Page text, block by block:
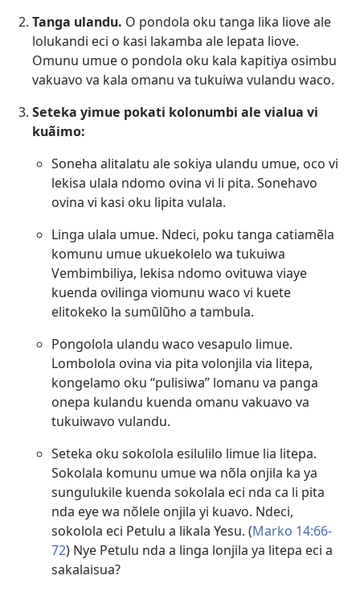
Tanga ulandu. O pondola oku tanga lika liove ale
lolukandi eci o kasi lakamba ale lepata liove.
Omunu umue o pondola oku kala kapitiya osimbu
vakuavo va kala omanu va tukuiwa vulandu waco.
Seteka yimue pokati kolonumbi ale vialua vi
kuãimo:
Soneha alitalatu ale sokiya ulandu umue, oco vi
lekisa ulala ndomo ovina vi li pita. Sonehavo
ovina vi kasi oku lipita vulala.
Linga ulala umue. Ndeci, poku tanga catiamẽla
komunu umue ukuekolelo wa tukuiwa
Vembimbiliya, lekisa ndomo ovituwa viaye
kuenda ovilinga viomunu waco vi kuete
elitokeko la sumũlũho a tambula.
Pongolola ulandu waco vesapulo limue.
Lombolola ovina via pita volonjila via litepa,
kongelamo oku “pulisiwa” lomanu va panga
onepa kulandu kuenda omanu vakuavo va
tukuiwavo vulandu.
Seteka oku sokolola esilulilo limue lia litepa.
Sokolala komunu umue wa nõla onjila ka ya
sungulukile kuenda sokolala eci nda ca li pita
nda eye wa nõlele onjila yi kuavo. Ndeci,
sokolola eci Petulu a likala Yesu. (Marko 14:66-
72) Nye Petulu nda a linga lonjila ya litepa eci a
sakalaisua?